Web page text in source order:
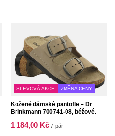
SLEVOVÁ AKCE ZMĚNA CENY
Kožené dámské pantofle – Dr
Brinkmann 700741-08, béžové.
1 184,00 Kč / pár